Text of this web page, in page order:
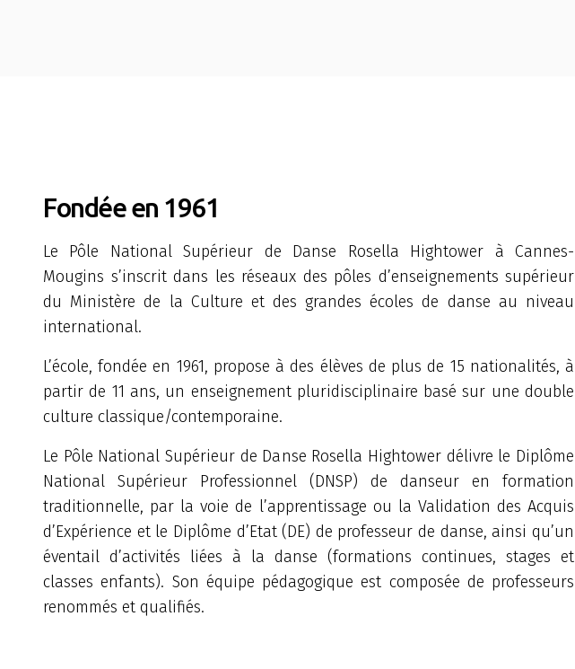
Fondée en 1961
Le Pôle National Supérieur de Danse Rosella Hightower à Cannes-
Mougins s’inscrit dans les réseaux des pôles d’enseignements supérieur
du Ministère de la Culture et des grandes écoles de danse au niveau
international.
L’école, fondée en 1961, propose à des élèves de plus de 15 nationalités, à
partir de 11 ans, un enseignement pluridisciplinaire basé sur une double
culture classique/contemporaine.
Le Pôle National Supérieur de Danse Rosella Hightower délivre le Diplôme
National Supérieur Professionnel (DNSP) de danseur en formation
traditionnelle, par la voie de l’apprentissage ou la Validation des Acquis
d’Expérience et le Diplôme d’Etat (DE) de professeur de danse, ainsi qu’un
éventail d’activités liées à la danse (formations continues, stages et
classes enfants). Son équipe pédagogique est composée de professeurs
renommés et qualifiés.